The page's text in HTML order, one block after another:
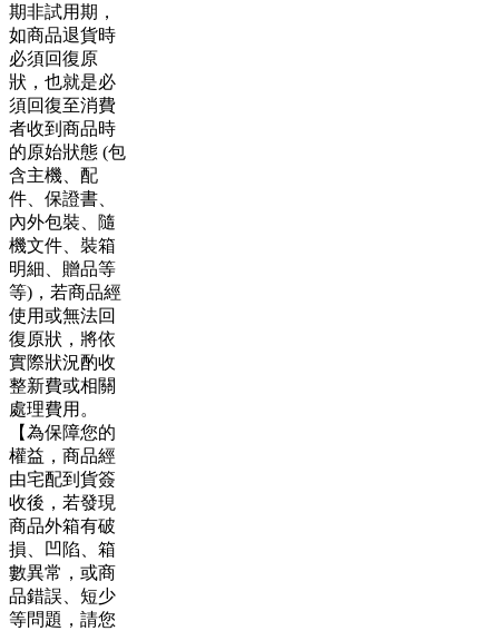
期非試用期，
如商品退貨時
必須回復原
狀，也就是必
須回復至消費
者收到商品時
的原始狀態 (包
含主機、配
件、保證書、
內外包裝、隨
機文件、裝箱
明細、贈品等
等)，若商品經
使用或無法回
復原狀，將依
實際狀況酌收
整新費或相關
處理費用。
【為保障您的
權益，商品經
由宅配到貨簽
收後，若發現
商品外箱有破
損、凹陷、箱
數異常，或商
品錯誤、短少
等問題，請您